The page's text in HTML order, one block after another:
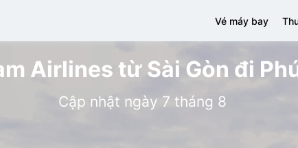
Vé máy bay
Airlines từ Sài Gòn đi
Cập nhật ngày 7 tháng 8